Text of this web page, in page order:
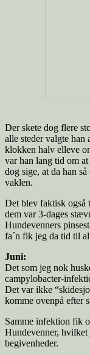
Der skete dog flere
alle steder valgte han
klokken halv elleve
var han lang tid om
dog sige, at da han
vaklen.
Det blev faktisk også
dem var 3-dages
Hundevenners
fa´n fik jeg da tid til
Juni:
Det som jeg nok
campylobacter-
Det var ikke
komme ovenpå efter
Samme infektion fik
Hundevenner, hvilket
begivenheder.